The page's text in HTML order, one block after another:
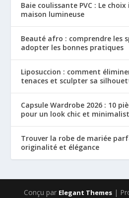
Baie coulissante PVC : Le
maison lumineuse
Beauté afro : comprendre les
adopter les bonnes pratiques
Liposuccion : comment
tenaces et sculpter sa
Capsule Wardrobe 2026 : 10
pour un look chic et
Trouver la robe de mariée
originalité et élégance
Conçu par Elegant Themes|